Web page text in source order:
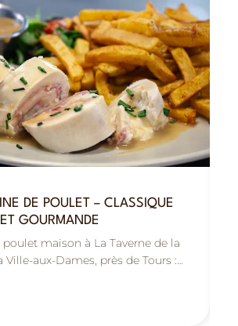
DE POULET – CLASSIQUE
GOURMANDE
maison à La Taverne de la
Ville-aux-Dames, près de Tours :
généreuse et réconfortante.